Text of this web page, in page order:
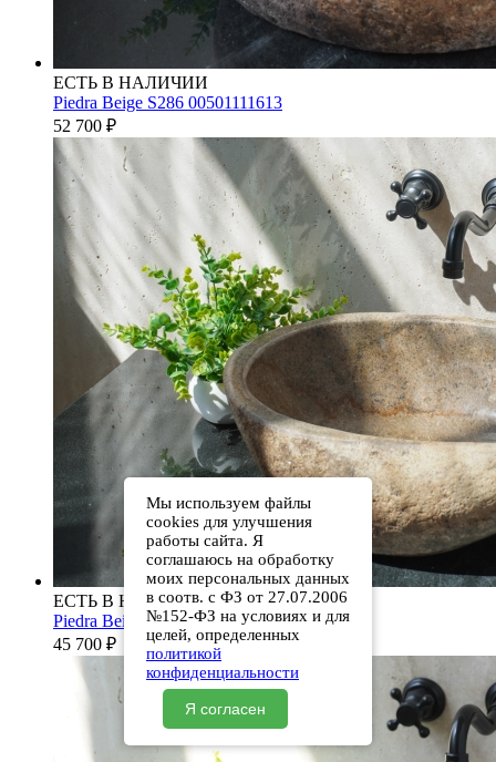
ЕСТЬ В НАЛИЧИИ
Piedra Beige S286 00501111613
52 700 ₽
ЕСТЬ В НАЛИЧИИ
Piedra Beige S287 00501111474
45 700 ₽
Мы используем файлы
cookies для улучшения
работы сайта. Я
соглашаюсь на обработку
моих персональных данных
в соотв. с ФЗ от 27.07.2006
№152-ФЗ на условиях и для
целей, определенных
политикой
конфиденциальности
Я согласен